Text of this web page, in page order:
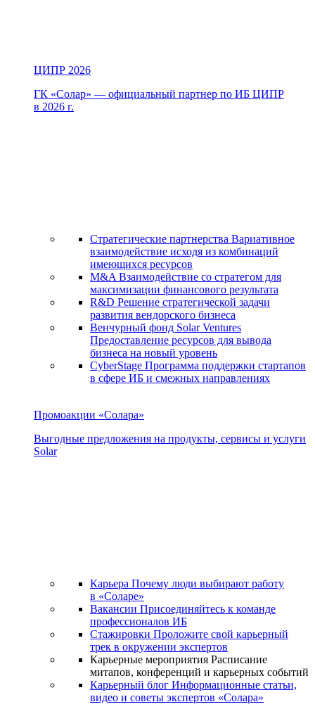
ЦИПР 2026
ГК «Солар» — официальный партнер по ИБ ЦИПР
в 2026 г.
Стратегические партнерства Вариативное
взаимодействие исходя из комбинаций
имеющихся ресурсов
M&A Взаимодействие со стратегом для
максимизации финансового результата
R&D Решение стратегической задачи
развития вендорского бизнеса
Венчурный фонд Solar Ventures
Предоставление ресурсов для вывода
бизнеса на новый уровень
CyberStage Программа поддержки стартапов
в сфере ИБ и смежных направлениях
Промоакции «Солара»
Выгодные предложения на продукты, сервисы и услуги
Solar
Карьера Почему люди выбирают работу
в «Соларе»
Вакансии Присоединяйтесь к команде
профессионалов ИБ
Стажировки Проложите свой карьерный
трек в окружении экспертов
Карьерные мероприятия Расписание
митапов, конференций и карьерных событий
Карьерный блог Информационные статьи,
видео и советы экспертов «Солара»